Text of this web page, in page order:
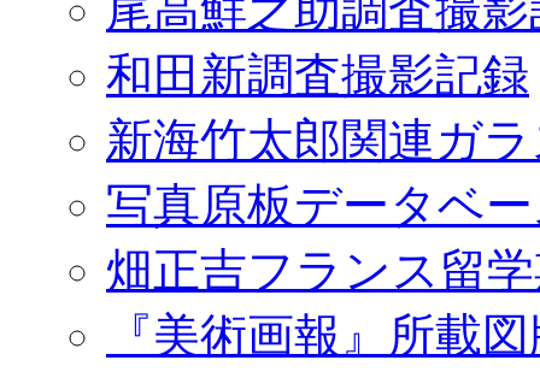
和田新調査撮影記録
新海竹太郎関連ガ
写真原板データベ
畑正吉フランス留
『美術画報』所載